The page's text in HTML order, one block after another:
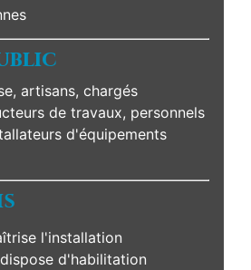
artisans, chargés
de travaux, personnels
d'équipements
l'installation
d'habilitation